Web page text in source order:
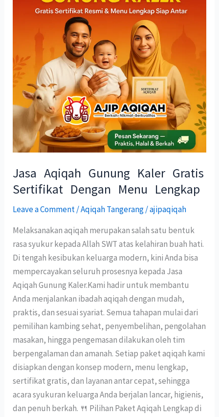
Jasa Aqiqah Gunung Kaler Gratis
Sertifikat Dengan Menu Lengkap
Leave a Comment/Aqiqah Tangerang/ajipaqiqah
Melaksanakan aqiqah merupakan salah satu bentuk
rasa syukur kepada Allah SWT atas kelahiran buah hati.
Di tengah kesibukan keluarga modern, kini Anda bisa
mempercayakan seluruh prosesnya kepada Jasa
Aqiqah Gunung Kaler.Kami hadir untuk membantu
Anda menjalankan ibadah aqiqah dengan mudah,
praktis, dan sesuai syariat. Semua tahapan mulai dari
pemilihan kambing sehat, penyembelihan, pengolahan
masakan, hingga pengemasan dilakukan oleh tim
berpengalaman dan amanah. Setiap paket aqiqah kami
disiapkan dengan konsep modern, menu lengkap,
sertifikat gratis, dan layanan antar cepat, sehingga
acara syukuran keluarga Anda berjalan lancar, higienis,
dan penuh berkah. 🍴 Pilihan Paket Aqiqah Lengkap di
Sertifikat
Menu
Lengkap